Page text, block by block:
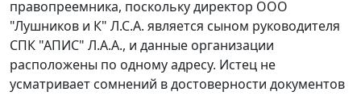
правопреемника, поскольку директор ООО
"Лушников и К" Л.С.А. является сыном руководителя
СПК "АПИС" Л.А.А., и данные организации
расположены по одному адресу. Истец не
усматривает сомнений в достоверности документов